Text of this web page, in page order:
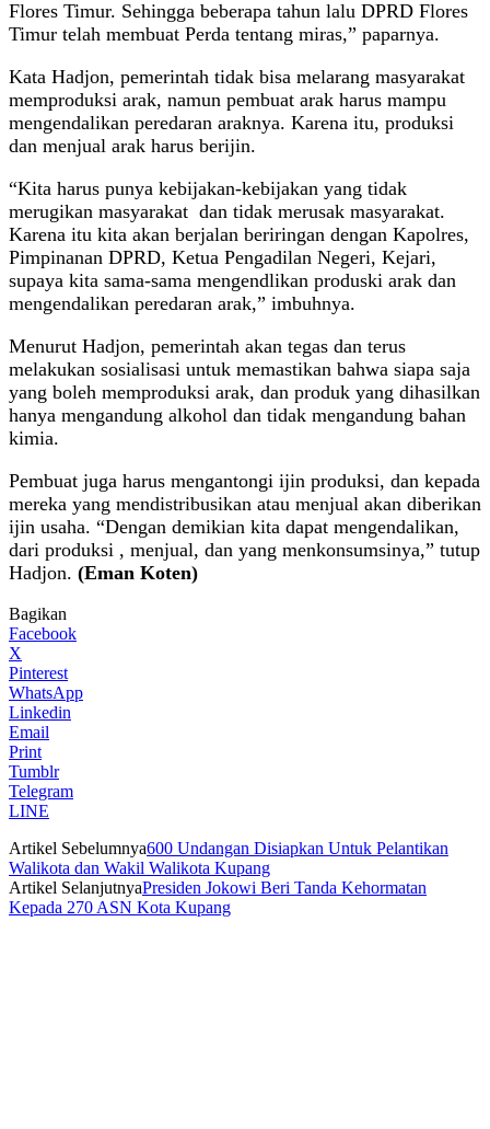
Flores Timur. Sehingga beberapa tahun lalu DPRD Flores
Timur telah membuat Perda tentang miras,” paparnya.
Kata Hadjon, pemerintah tidak bisa melarang masyarakat
memproduksi arak, namun pembuat arak harus mampu
mengendalikan peredaran araknya. Karena itu, produksi
dan menjual arak harus berijin.
“Kita harus punya kebijakan-kebijakan yang tidak
merugikan masyarakat dan tidak merusak masyarakat.
Karena itu kita akan berjalan beriringan dengan Kapolres,
Pimpinanan DPRD, Ketua Pengadilan Negeri, Kejari,
supaya kita sama-sama mengendlikan produski arak dan
mengendalikan peredaran arak,” imbuhnya.
Menurut Hadjon, pemerintah akan tegas dan terus
melakukan sosialisasi untuk memastikan bahwa siapa saja
yang boleh memproduksi arak, dan produk yang dihasilkan
hanya mengandung alkohol dan tidak mengandung bahan
kimia.
Pembuat juga harus mengantongi ijin produksi, dan kepada
mereka yang mendistribusikan atau menjual akan diberikan
ijin usaha. “Dengan demikian kita dapat mengendalikan,
dari produksi , menjual, dan yang menkonsumsinya,” tutup
Hadjon. (Eman Koten)
Bagikan
Facebook
X
Pinterest
WhatsApp
Linkedin
Email
Print
Tumblr
Telegram
LINE
Artikel Sebelumnya600 Undangan Disiapkan Untuk Pelantikan
Walikota dan Wakil Walikota Kupang
Artikel SelanjutnyaPresiden Jokowi Beri Tanda Kehormatan
Kepada 270 ASN Kota Kupang